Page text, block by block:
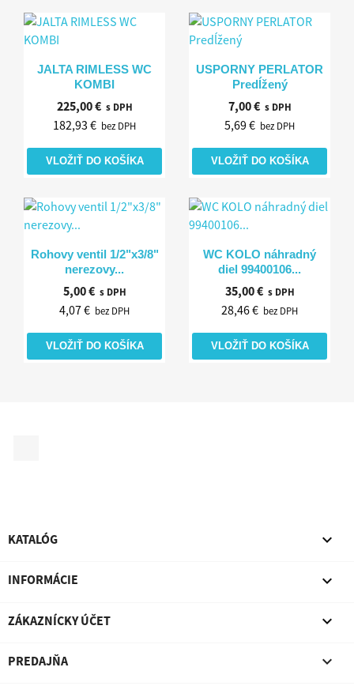
Rýchly náhľad
JALTA RIMLESS WC
KOMBI
225,00 € s DPH
182,93 € bez DPH
VLOŽIŤ DO KOŠÍKA
Rýchly náhľad
USPORNY PERLATOR
Predĺžený
7,00 € s DPH
5,69 € bez DPH
VLOŽIŤ DO KOŠÍKA
Rýchly náhľad
Rohovy ventil 1/2"x3/8"
nerezovy...
5,00 € s DPH
4,07 € bez DPH
VLOŽIŤ DO KOŠÍKA
Rýchly náhľad
WC KOLO náhradný
diel 99400106...
35,00 € s DPH
28,46 € bez DPH
VLOŽIŤ DO KOŠÍKA
KATALÓG 
INFORMÁCIE 
ZÁKAZNÍCKY ÚČET 
PREDAJŇA 